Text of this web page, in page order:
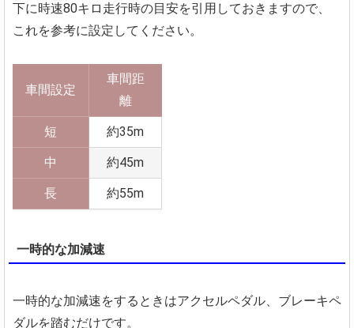
下に時速80キロ走行時の目安を引用しておきますので、
これを参考に設定してください。
車間設定
車間距
離
短 約35m
中 約45m
長 約55m
一時的な加減速
一時的な加減速をするときはアクセルペダル、ブレーキペ
ダルを踏むだけです。